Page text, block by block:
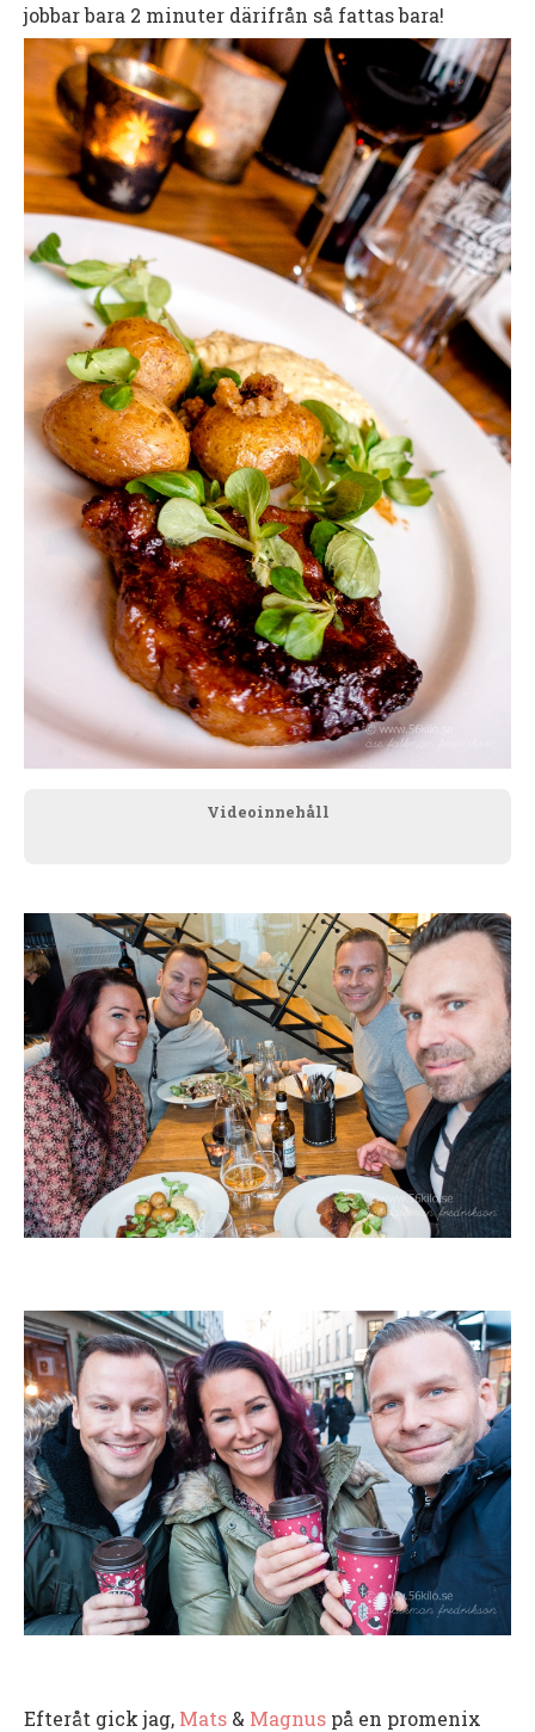
jobbar bara 2 minuter därifrån så fattas bara!
Videoinnehåll
Efteråt gick jag, Mats & Magnus på en promenix